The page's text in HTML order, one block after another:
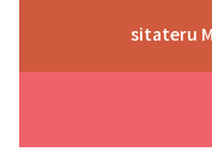
sitateru